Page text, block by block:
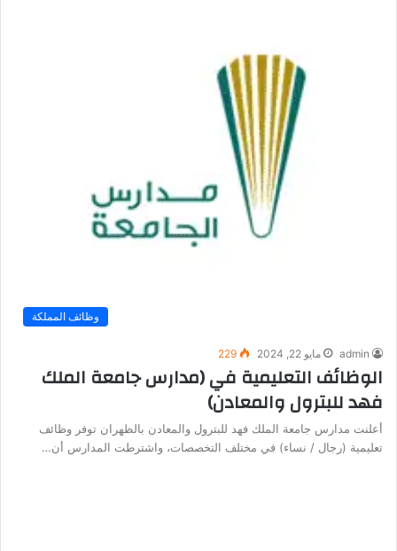
وظائف المملكة
admin مايو 22, 2024 229
الوظائف التعليمية في (مدارس جامعة الملك
فهد للبترول والمعادن)
أعلنت مدارس جامعة الملك فهد للبترول والمعادن بالظهران توفر وظائف
تعليمية (رجال / نساء) في مختلف التخصصات، واشترطت المدارس أن…